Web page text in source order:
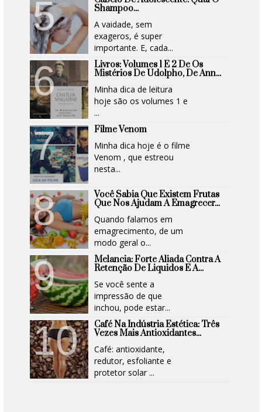
Shampoo...
A vaidade, sem
exageros, é super
importante. E, cada...
Livros: Volumes 1 E 2 De Os
Mistérios De Udolpho, De Ann...
Minha dica de leitura
hoje são os volumes 1 e
...
Filme Venom
Minha dica hoje é o filme
Venom , que estreou
nesta...
Você Sabia Que Existem Frutas
Que Nos Ajudam A Emagrecer...
Quando falamos em
emagrecimento, de um
modo geral o...
Melancia: Forte Aliada Contra A
Retenção De Liquidos E A...
Se você sente a
impressão de que
inchou, pode estar...
Café Na Indústria Estética: Três
Vezes Mais Antioxidantes...
Café: antioxidante,
redutor, esfoliante e
protetor solar ...